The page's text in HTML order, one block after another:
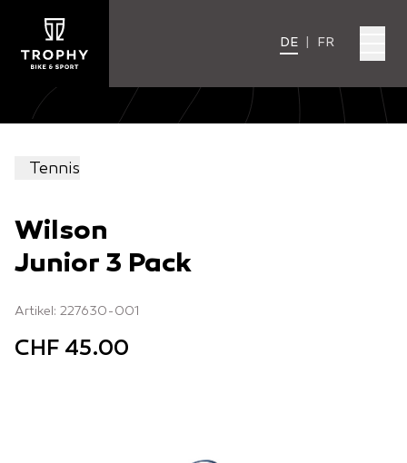
DE FR
Tennis
Wilson
Junior 3 Pack
Artikel: 227630-001
CHF 45.00